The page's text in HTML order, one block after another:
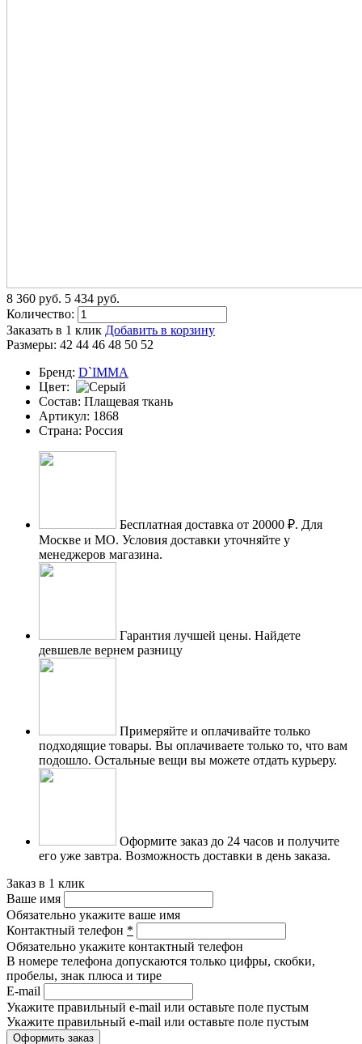
8 360 pуб. 5 434 pуб.
Количество:
Заказать в 1 клик Добавить в корзину
Размеры: 42 44 46 48 50 52
Бренд: D`IMMA
Цвет:
Состав: Плащевая ткань
Артикул: 1868
Страна: Россия
Бесплатная доставка от 20000 ₽. Для
Москве и МО. Условия доставки уточняйте у
менеджеров магазина.
Гарантия лучшей цены. Найдете
девшевле вернем разницу
Примеряйте и оплачивайте только
подходящие товары. Вы оплачиваете только то, что вам
подошло. Остальные вещи вы можете отдать курьеру.
Оформите заказ до 24 часов и получите
его уже завтра. Возможность доставки в день заказа.
Заказ в 1 клик
Ваше имя
Обязательно укажите ваше имя
Контактный телефон *
Обязательно укажите контактный телефон
В номере телефона допускаются только цифры, скобки,
пробелы, знак плюса и тире
E-mail
Укажите правильный e-mail или оставьте поле пустым
Укажите правильный e-mail или оставьте поле пустым